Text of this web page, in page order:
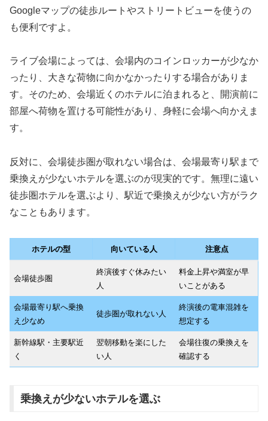
Googleマップの徒歩ルートやストリートビューを使うの
も便利ですよ。
ライブ会場によっては、会場内のコインロッカーが少なか
ったり、大きな荷物に向かなかったりする場合がありま
す。そのため、会場近くのホテルに泊まれると、開演前に
部屋へ荷物を置ける可能性があり、身軽に会場へ向かえま
す。
反対に、会場徒歩圏が取れない場合は、会場最寄り駅まで
乗換えが少ないホテルを選ぶのが現実的です。無理に遠い
徒歩圏ホテルを選ぶより、駅近で乗換えが少ない方がラク
なこともあります。
ホテルの型 向いている人 注意点
会場徒歩圏
終演後すぐ休みたい
人
料金上昇や満室が早
いことがある
会場最寄り駅へ乗換
え少なめ
徒歩圏が取れない人
終演後の電車混雑を
想定する
新幹線駅・主要駅近
く
翌朝移動を楽にした
い人
会場往復の乗換えを
確認する
乗換えが少ないホテルを選ぶ